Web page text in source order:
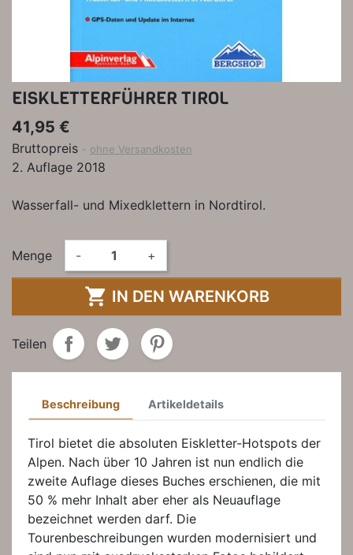
EISKLETTERFÜHRER TIROL
41,95 €
Bruttopreis ohne Versandkosten
2. Auflage 2018
Wasserfall- und Mixedklettern in Nordtirol.
Menge - +
 IN DEN WARENKORB
Teilen
Beschreibung Artikeldetails
Tirol bietet die absoluten Eiskletter-Hotspots der
Alpen. Nach über 10 Jahren ist nun endlich die
zweite Auflage dieses Buches erschienen, die mit
50 % mehr Inhalt aber eher als Neuauflage
bezeichnet werden darf. Die
Tourenbeschreibungen wurden modernisiert und